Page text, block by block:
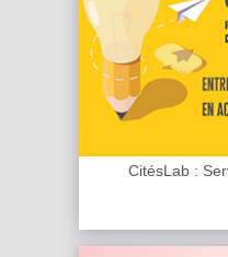
CitésLab :